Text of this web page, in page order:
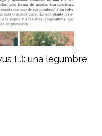
L.): una legumbre